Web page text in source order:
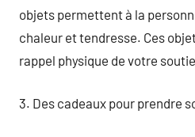
objets permettent à la
chaleur et tendresse. Ces
rappel physique de votre
3. Des cadeaux pour prendre